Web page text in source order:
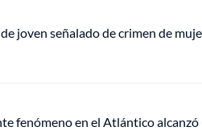
joven señalado de crimen de
fenómeno en el Atlántico